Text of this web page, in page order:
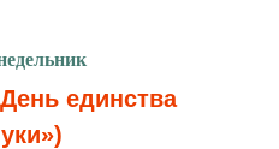
единства